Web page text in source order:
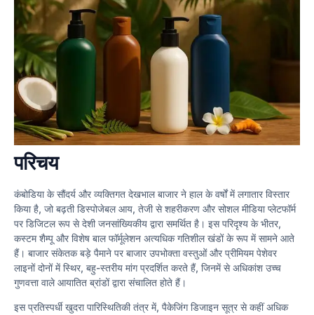
परिचय
कंबोडिया के सौंदर्य और व्यक्तिगत देखभाल बाजार ने हाल के वर्षों में लगातार विस्तार
किया है, जो बढ़ती डिस्पोजेबल आय, तेजी से शहरीकरण और सोशल मीडिया प्लेटफॉर्म
पर डिजिटल रूप से देशी जनसांख्यिकीय द्वारा समर्थित है। इस परिदृश्य के भीतर,
कस्टम शैम्पू और विशेष बाल फॉर्मूलेशन अत्यधिक गतिशील खंडों के रूप में सामने आते
हैं। बाजार संकेतक बड़े पैमाने पर बाजार उपभोक्ता वस्तुओं और प्रीमियम पेशेवर
लाइनों दोनों में स्थिर, बहु-स्तरीय मांग प्रदर्शित करते हैं, जिनमें से अधिकांश उच्च
गुणवत्ता वाले आयातित ब्रांडों द्वारा संचालित होते हैं।
इस प्रतिस्पर्धी खुदरा पारिस्थितिकी तंत्र में, पैकेजिंग डिजाइन सूत्र से कहीं अधिक